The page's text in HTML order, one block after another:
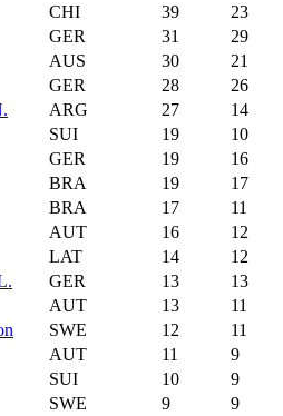
CHI 39
23
GER 31
29
AUS 30
21
GER 28
26
ARG 27
14
SUI 19
10
GER 19
16
BRA 19
17
BRA 17
11
AUT 16
12
LAT 14
12
GER 13
13
AUT 13
11
SWE 12
11
AUT 11
9
SUI 10
9
SWE 9
9